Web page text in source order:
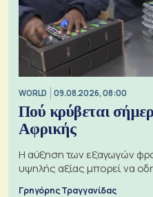
WORLD 09.08.2026, 08:00
Πού κρύβεται
Αφρικής
Η αύξηση των εξαγωγών
υψηλής αξίας μπορεί να
Γρηγόρης Τραγγανίδας